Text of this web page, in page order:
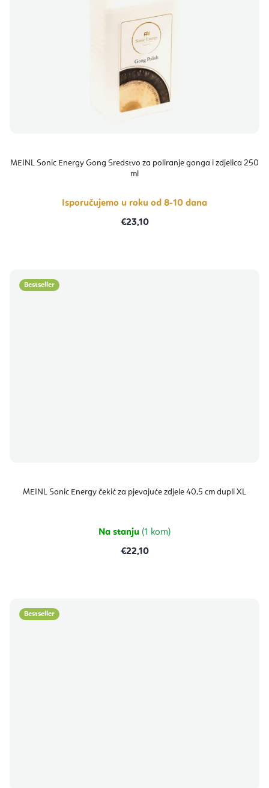
MEINL Sonic Energy Gong Sredstvo za poliranje gonga i zdjelica 250
ml
Isporučujemo u roku od 8-10 dana
€23,10
Bestseller
MEINL Sonic Energy čekić za pjevajuće zdjele 40,5 cm dupli XL
Na stanju (1 kom)
€22,10
Bestseller